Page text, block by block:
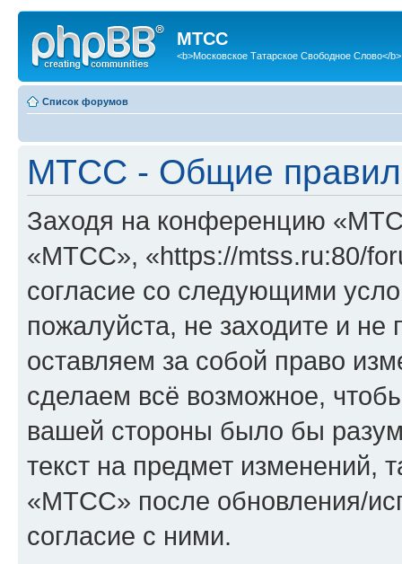
МТСС
<b>Московское Татарское Свободное Слово</b>
Список форумов
МТСС - Общие
Заходя на конференцию
«МТСС», «https://mtss.ru:80/
согласие со следующими
пожалуйста, не заходите и
оставляем за собой право
сделаем всё возможное,
вашей стороны было бы
текст на предмет изменений,
«МТСС» после обновления/
согласие с ними.